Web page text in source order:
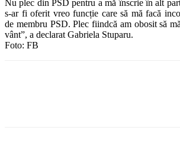
Nu plec din PSD pentru a mă înscrie în alt
s-ar fi oferit vreo funcție care să mă facă
de membru PSD. Plec fiindcă am obosit să
vânt”, a declarat Gabriela Stuparu.
Foto: FB